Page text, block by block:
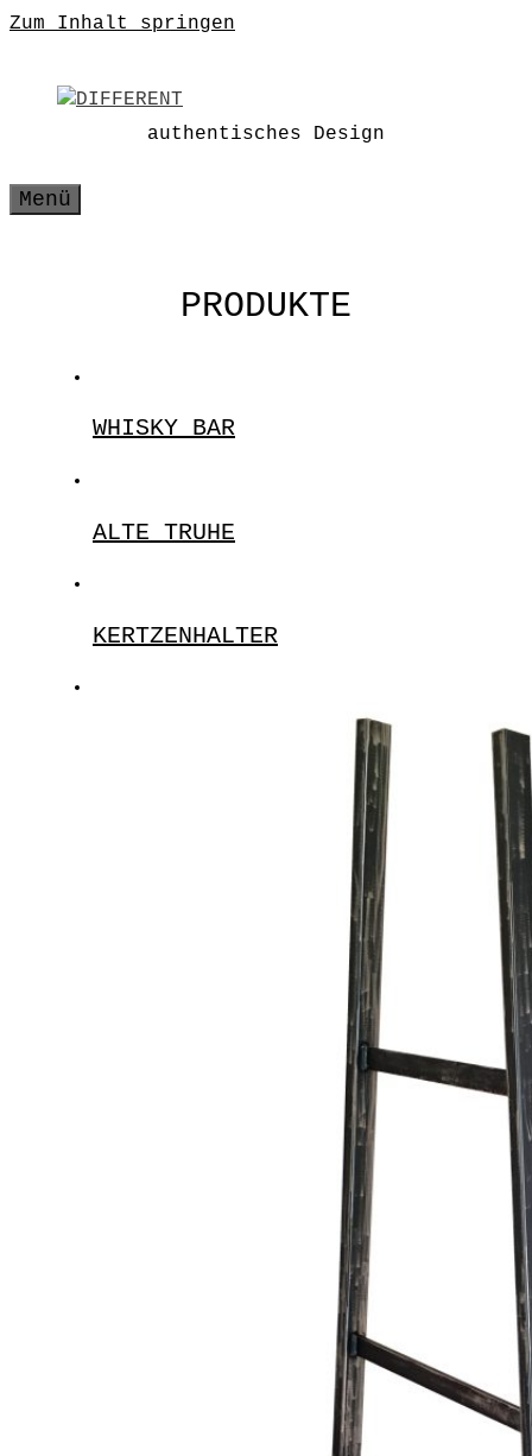
Zum Inhalt springen
authentisches Design
Menü
PRODUKTE
WHISKY BAR
ALTE TRUHE
KERTZENHALTER